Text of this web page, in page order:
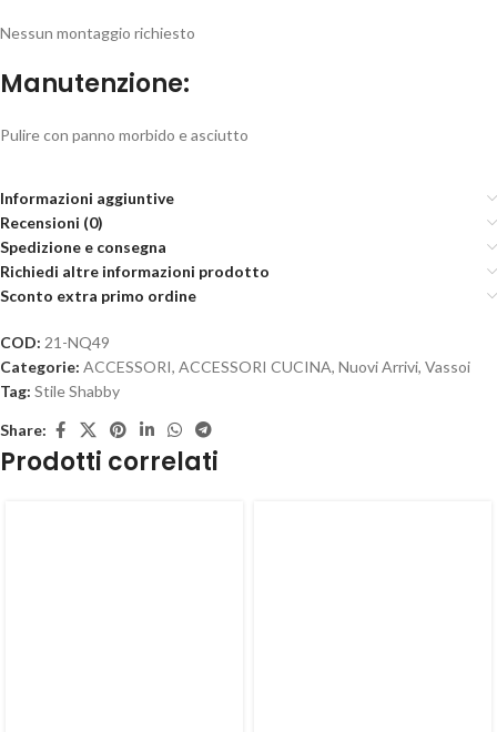
Nessun montaggio richiesto
Manutenzione:
Pulire con panno morbido e asciutto
Informazioni aggiuntive
Recensioni (0)
Spedizione e consegna
Richiedi altre informazioni prodotto
Sconto extra primo ordine
COD: 21-NQ49
Categorie: ACCESSORI, ACCESSORI CUCINA, Nuovi Arrivi, Vassoi
Tag: Stile Shabby
Share:
Prodotti correlati